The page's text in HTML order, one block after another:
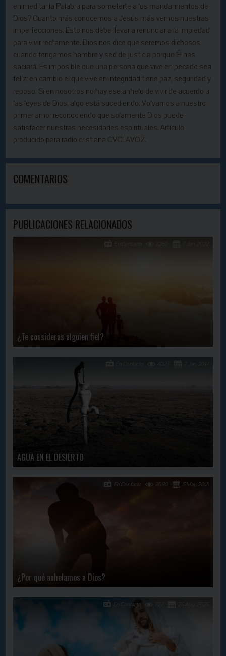
en meditar la Palabra para someterte a los mandamientos de
Dios? Cuanto más conocemos a Jesús más vemos nuestras
imperfecciones. Esto nos debe llevar a renunciar a la impiedad
para vivir rectamente. Dios nos dice que seremos dichosos
cuando tengamos hambre y sed de justicia porque Él nos
saciará. Es imposible que una persona que vive en pecado sea
feliz; en cambio el que vive en integridad tiene paz, seguridad y
reposo. Si en nosotros no hay ese anhelo de vivir de acuerdo a
las leyes de Dios, algo está sucediendo. Volvamos a nuestro
primer amor reconociendo que solamente Dios puede
satisfacer nuestras necesidades espirituales. Artículo
producido para radio cristiana CVCLAVOZ.
COMENTARIOS
PUBLICACIONES RELACIONADOS
¿Te consideras alguien fiel?
En Contacto
AGUA EN EL DESIERTO
7 Jan, 2017
4027
En Contacto
¿Por qué anhelamos a Dios?
5 May, 2021
2080
En Contacto
En Contacto